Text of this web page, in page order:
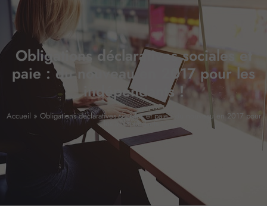
Obligations déclaratives sociales et
paie : du nouveau en 2017 pour les
indépendants !
Accueil » Obligations déclaratives sociales et paie : du nouveau en 2017 pour
les indépendants !